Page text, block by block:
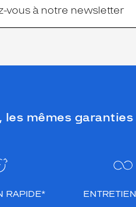
les mêmes garanties
RAPIDE*